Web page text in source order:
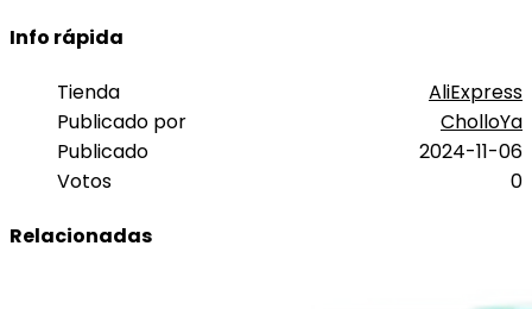
Info rápida
Tienda
AliExpress
Publicado por
CholloYa
Publicado
2024-11-06
Votos
0
Relacionadas